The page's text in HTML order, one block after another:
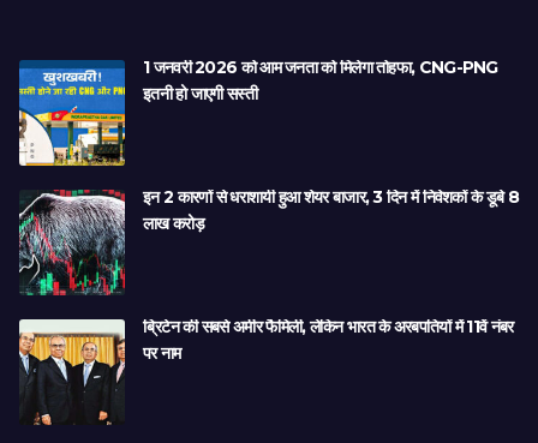
1 जनवरी 2026 को आम जनता को मिलेगा तोहफा, CNG-PNG
इतनी हो जाएगी सस्ती
इन 2 कारणों से धराशायी हुआ शेयर बाजार, 3 दिन में निवेशकों के डूबे 8
लाख करोड़
ब्रिटेन की सबसे अमीर फैमिली, लेकिन भारत के अरबपतियों में 11वें नंबर
पर नाम